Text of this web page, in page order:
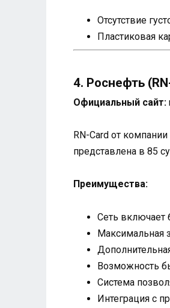
Отсутствие
Пластиковая
4. Роснефть
Официальный сайт:
RN-Card от
представлена в 85
Преимущества:
Сеть включает
Максимальная
Возможность
Система
Интеграция с